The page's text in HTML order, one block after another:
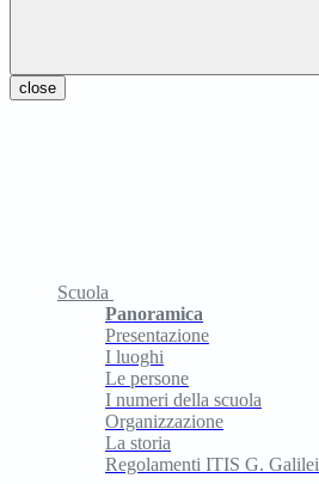
close
Scuola
Panoramica
Presentazione
I luoghi
Le persone
I numeri della scuola
Organizzazione
La storia
Regolamenti ITIS G. Galilei